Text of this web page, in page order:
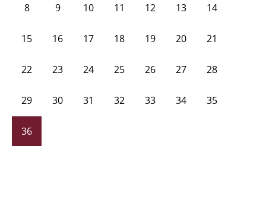
8 9 10 11 12 13 14
15 16 17 18 19 20 21
22 23 24 25 26 27 28
29 30 31 32 33 34 35
36